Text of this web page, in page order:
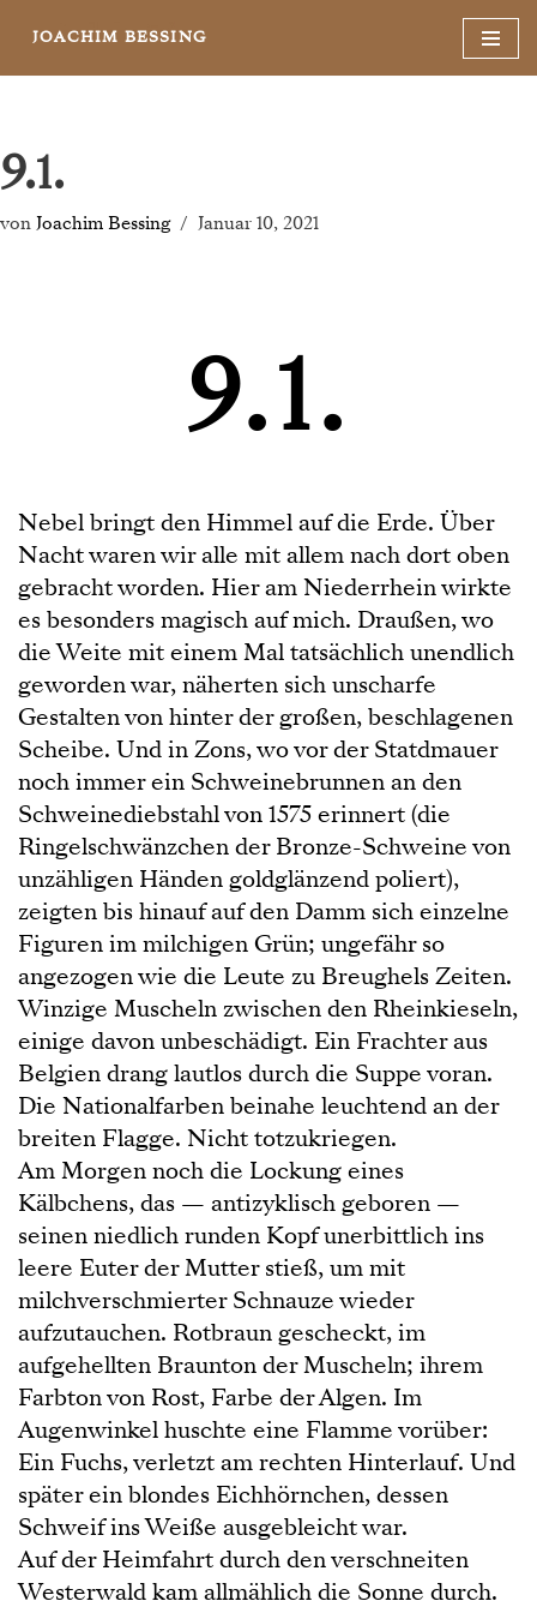
JOACHIM BESSING
9.1.
von Joachim Bessing Januar 10, 2021
9.1.
Nebel bringt den Himmel auf die Erde. Über
Nacht waren wir alle mit allem nach dort oben
gebracht worden. Hier am Niederrhein wirkte
es besonders magisch auf mich. Draußen, wo
die Weite mit einem Mal tatsächlich unendlich
geworden war, näherten sich unscharfe
Gestalten von hinter der großen, beschlagenen
Scheibe. Und in Zons, wo vor der Statdmauer
noch immer ein Schweinebrunnen an den
Schweinediebstahl von 1575 erinnert (die
Ringelschwänzchen der Bronze-Schweine von
unzähligen Händen goldglänzend poliert),
zeigten bis hinauf auf den Damm sich einzelne
Figuren im milchigen Grün; ungefähr so
angezogen wie die Leute zu Breughels Zeiten.
Winzige Muscheln zwischen den Rheinkieseln,
einige davon unbeschädigt. Ein Frachter aus
Belgien drang lautlos durch die Suppe voran.
Die Nationalfarben beinahe leuchtend an der
breiten Flagge. Nicht totzukriegen.
Am Morgen noch die Lockung eines
Kälbchens, das — antizyklisch geboren —
seinen niedlich runden Kopf unerbittlich ins
leere Euter der Mutter stieß, um mit
milchverschmierter Schnauze wieder
aufzutauchen. Rotbraun gescheckt, im
aufgehellten Braunton der Muscheln; ihrem
Farbton von Rost, Farbe der Algen. Im
Augenwinkel huschte eine Flamme vorüber:
Ein Fuchs, verletzt am rechten Hinterlauf. Und
später ein blondes Eichhörnchen, dessen
Schweif ins Weiße ausgebleicht war.
Auf der Heimfahrt durch den verschneiten
Westerwald kam allmählich die Sonne durch.